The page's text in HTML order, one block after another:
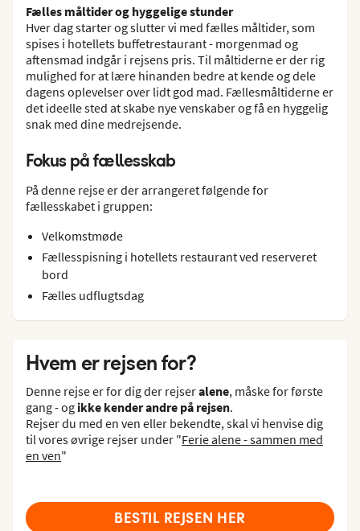
Fælles måltider og hyggelige stunder
Hver dag starter og slutter vi med fælles måltider, som
spises i hotellets buffetrestaurant - morgenmad og
aftensmad indgår i rejsens pris. Til måltiderne er der rig
mulighed for at lære hinanden bedre at kende og dele
dagens oplevelser over lidt god mad. Fællesmåltiderne er
det ideelle sted at skabe nye venskaber og få en hyggelig
snak med dine medrejsende.
Fokus på fællesskab
På denne rejse er der arrangeret følgende for
fællesskabet i gruppen:
Velkomstmøde
Fællesspisning i hotellets restaurant ved reserveret
bord
Fælles udflugtsdag
Hvem er rejsen for?
Denne rejse er for dig der rejseralene, måske for første
gang - og ikke kender andre på rejsen.
Rejser du med en ven eller bekendte, skal vi henvise dig
til vores øvrige rejser under "Ferie alene - sammen med
en ven"
BESTIL REJSEN HER